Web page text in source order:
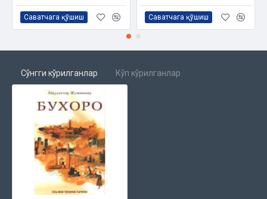
Саватчага қўшиш Саватчага қўшиш
Сўнгги кўрилганлар Кўп кўрилганлар